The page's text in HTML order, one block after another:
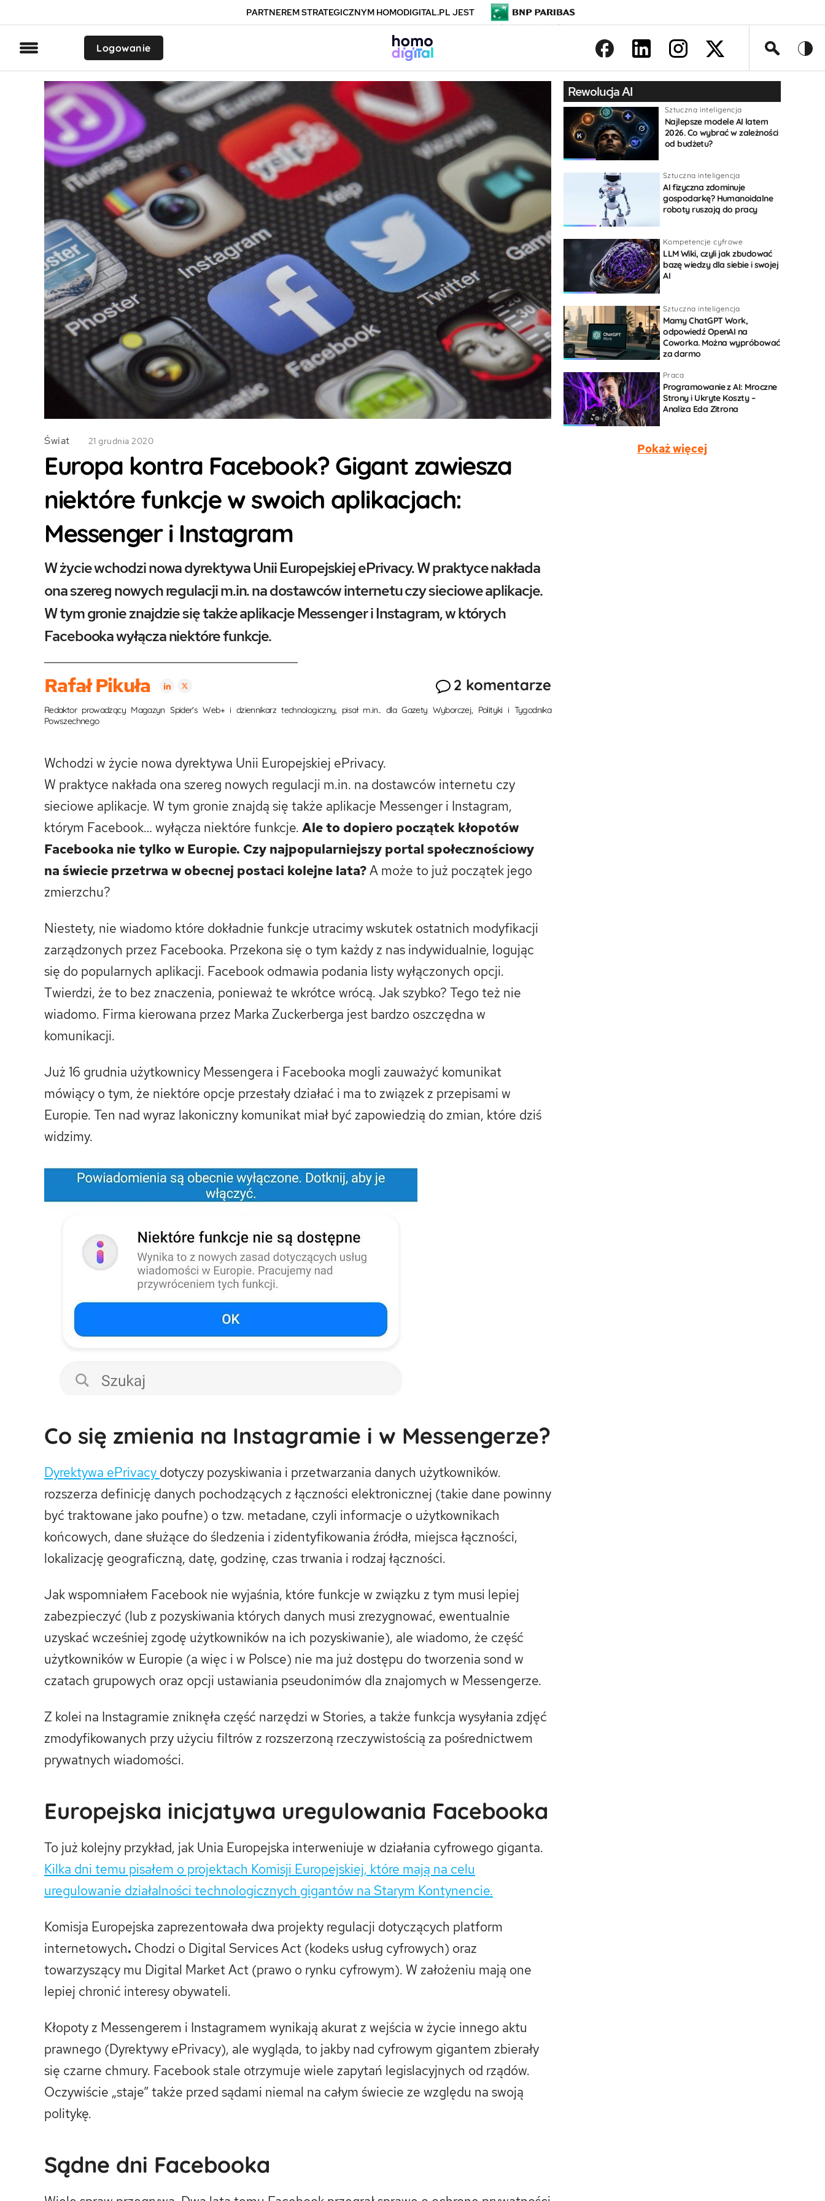
PARTNEREM STRATEGICZNYM HOMODIGITAL.PL JEST
Logowanie
Świat 21 grudnia 2020
Europa kontra Facebook? Gigant zawiesza
niektóre funkcje w swoich aplikacjach:
Messenger i Instagram
W życie wchodzi nowa dyrektywa Unii Europejskiej ePrivacy. W praktyce nakłada
ona szereg nowych regulacji m.in. na dostawców internetu czy sieciowe aplikacje.
W tym gronie znajdzie się także aplikacje Messenger i Instagram, w których
Facebooka wyłącza niektóre funkcje.
Rafał Pikuła 2 komentarze
Redaktor prowadzący Magazyn Spider's Web+ i dziennikarz technologiczny, pisał m.in.. dla Gazety Wyborczej, Polityki i Tygodnika
Powszechnego
Wchodzi w życie nowa dyrektywa Unii Europejskiej ePrivacy.
W praktyce nakłada ona szereg nowych regulacji m.in. na dostawców internetu czy
sieciowe aplikacje. W tym gronie znajdą się także aplikacje Messenger i Instagram,
którym Facebook… wyłącza niektóre funkcje. Ale to dopiero początek kłopotów
Facebooka nie tylko w Europie. Czy najpopularniejszy portal społecznościowy
na świecie przetrwa w obecnej postaci kolejne lata?A może to już początek jego
zmierzchu?
Niestety, nie wiadomo które dokładnie funkcje utracimy wskutek ostatnich modyfikacji
zarządzonych przez Facebooka. Przekona się o tym każdy z nas indywidualnie, logując
się do popularnych aplikacji. Facebook odmawia podania listy wyłączonych opcji.
Twierdzi, że to bez znaczenia, ponieważ te wkrótce wrócą. Jak szybko? Tego też nie
wiadomo. Firma kierowana przez Marka Zuckerberga jest bardzo oszczędna w
komunikacji.
Już 16 grudnia użytkownicy Messengera i Facebooka mogli zauważyć komunikat
mówiący o tym, że niektóre opcje przestały działać i ma to związek z przepisami w
Europie. Ten nad wyraz lakoniczny komunikat miał być zapowiedzią do zmian, które dziś
widzimy.
Co się zmienia na Instagramie i w Messengerze?
Dyrektywa ePrivacy dotyczy pozyskiwania i przetwarzania danych użytkowników.
rozszerza definicję danych pochodzących z łączności elektronicznej (takie dane powinny
być traktowane jako poufne) o tzw. metadane, czyli informacje o użytkownikach
końcowych, dane służące do śledzenia i zidentyfikowania źródła, miejsca łączności,
lokalizację geograficzną, datę, godzinę, czas trwania i rodzaj łączności.
Jak wspomniałem Facebook nie wyjaśnia, które funkcje w związku z tym musi lepiej
zabezpieczyć (lub z pozyskiwania których danych musi zrezygnować, ewentualnie
uzyskać wcześniej zgodę użytkowników na ich pozyskiwanie), ale wiadomo, że część
użytkowników w Europie (a więc i w Polsce) nie ma już dostępu do tworzenia sond w
czatach grupowych oraz opcji ustawiania pseudonimów dla znajomych w Messengerze.
Z kolei na Instagramie zniknęła część narzędzi w Stories, a także funkcja wysyłania zdjęć
zmodyfikowanych przy użyciu filtrów z rozszerzoną rzeczywistością za pośrednictwem
prywatnych wiadomości.
Europejska inicjatywa uregulowania Facebooka
To już kolejny przykład, jak Unia Europejska interweniuje w działania cyfrowego giganta.
Kilka dni temu pisałem o projektach Komisji Europejskiej, które mają na celu
uregulowanie działalności technologicznych gigantów na Starym Kontynencie.
Komisja Europejska zaprezentowała dwa projekty regulacji dotyczących platform
internetowych. Chodzi o Digital Services Act (kodeks usług cyfrowych) oraz
towarzyszący mu Digital Market Act (prawo o rynku cyfrowym). W założeniu mają one
lepiej chronić interesy obywateli.
Kłopoty z Messengerem i Instagramem wynikają akurat z wejścia w życie innego aktu
prawnego (Dyrektywy ePrivacy), ale wygląda, to jakby nad cyfrowym gigantem zbierały
się czarne chmury. Facebook stale otrzymuje wiele zapytań legislacyjnych od rządów.
Oczywiście „staje” także przed sądami niemal na całym świecie ze względu na swoją
politykę.
Sądne dni Facebooka
Rewolucja AI
Sztuczna inteligencja
Najlepsze modele AI latem
2026. Co wybrać w zależności
od budżetu?
Sztuczna inteligencja
AI fizyczna zdominuje
gospodarkę? Humanoidalne
roboty ruszają do pracy
Kompetencje cyfrowe
LLM Wiki, czyli jak zbudować
bazę wiedzy dla siebie i swojej
AI
Sztuczna inteligencja
Mamy ChatGPT Work,
odpowiedź OpenAI na
Coworka. Można wypróbować
za darmo
Praca
Programowanie z AI: Mroczne
Strony i Ukryte Koszty –
Analiza Eda Zitrona
Pokaż więcej